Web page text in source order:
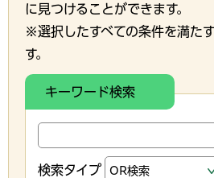
に見つけることができます。
※選択したすべての条件を満た
す。
キーワード検索
検索タイプ